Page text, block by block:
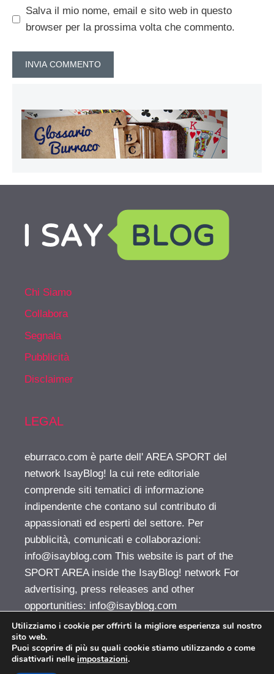
Salva il mio nome, email e sito web in questo
browser per la prossima volta che commento.
Chi Siamo
Collabora
Segnala
Pubblicità
Disclaimer
LEGAL
eburraco.com è parte dell' AREA SPORT del
network IsayBlog! la cui rete editoriale
comprende siti tematici di informazione
indipendente che contano sul contributo di
appassionati ed esperti del settore. Per
pubblicità, comunicati e collaborazioni:
info@isayblog.com This website is part of the
SPORT AREA inside the IsayBlog! network For
advertising, press releases and other
opportunities: info@isayblog.com
EBurraco.com © 2026. All right reserverd.
Utilizziamo i cookie per offrirti la migliore esperienza sul nostro
sito web.
Puoi scoprire di più su quali cookie stiamo utilizzando o come
disattivarli nelle impostazioni.
Vuoi pubblicare sul nostro network?